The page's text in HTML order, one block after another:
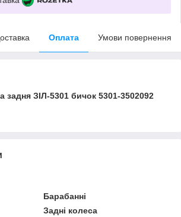
Оплата Умови повернення
задня ЗІЛ-5301 бичок 5301-3502092
Барабанні
Задні колеса